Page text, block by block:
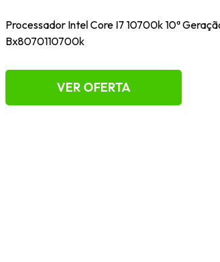
Processador Intel Core I7 10700k 10ª
Bx8070110700k
VER OFERTA